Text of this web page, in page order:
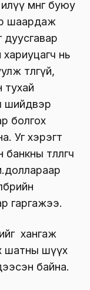
мөнгө буюу
шаардаж
дуусгавар
нь
төлөөгүй,
тухай
шийдвэр
болгох
Уг хэрэгт
төлөөлөгч
гаргажээ.
хангаж
шатны шүүх
байна.